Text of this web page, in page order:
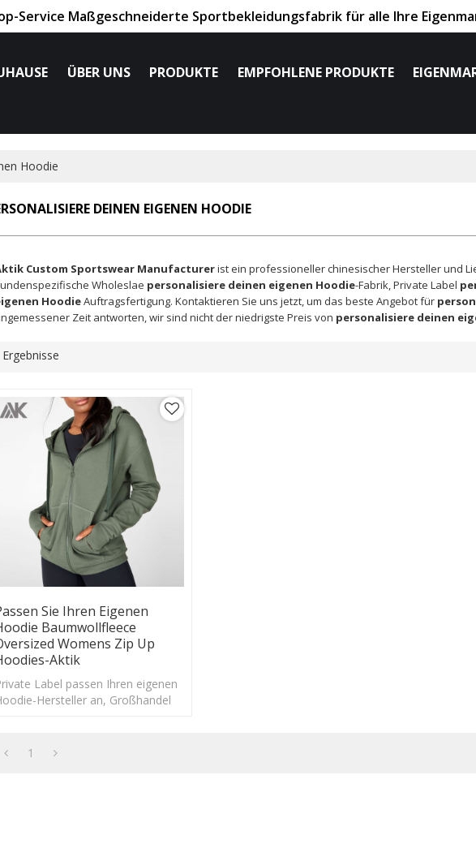
Service Maßgeschneiderte Sportbekleidungsfabrik für alle Ihre
ÜBER UNS PRODUKTE EMPFOHLENE PRODUKTE
Hoodie
DEINEN EIGENEN HOODIE
Custom Sportswear Manufacturerist ein professioneller chinesischer Hersteller und
Wholeslae personalisiere deinen eigenen Hoodie-Fabrik, Private Label
HoodieAuftragsfertigung. Kontaktieren Sie uns jetzt, um das beste Angebot für
Zeit antworten, wir sind nicht der niedrigste Preis von personalisiere deinen
Ergebnisse
Sie Ihren Eigenen
Baumwollfleece
Womens Zip Up
Aktik
Label passen Ihren eigenen
Hersteller an, Großhandel
Damen m
1